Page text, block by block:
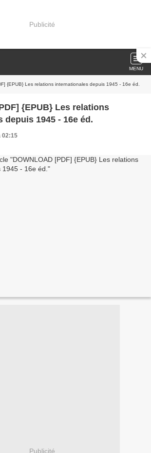
Publicité
MENU
{EPUB} Les relations internationales depuis 1945 - 16e éd.
{EPUB} Les relations
depuis 1945 - 16e éd.
02:15
Publicité